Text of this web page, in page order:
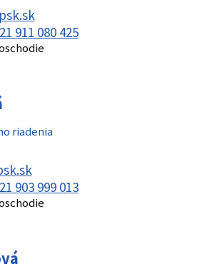
911 080 425
riadenia
903 999 013